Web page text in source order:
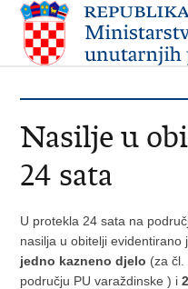
Nasilje u
24 sata
U protekla 24 sata na
nasilja u obitelji
jedno kazneno djelo (za čl.
području PU varaždinske ) i